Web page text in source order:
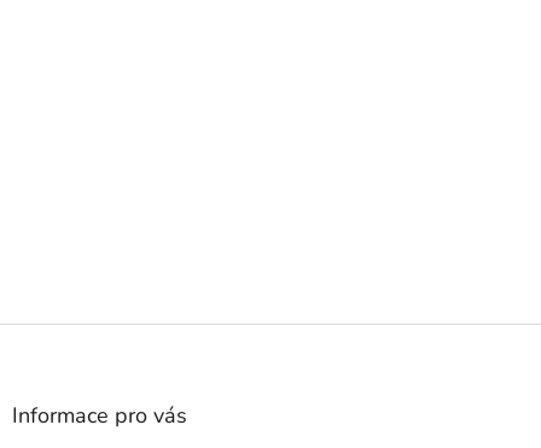
Z
Informace pro vás